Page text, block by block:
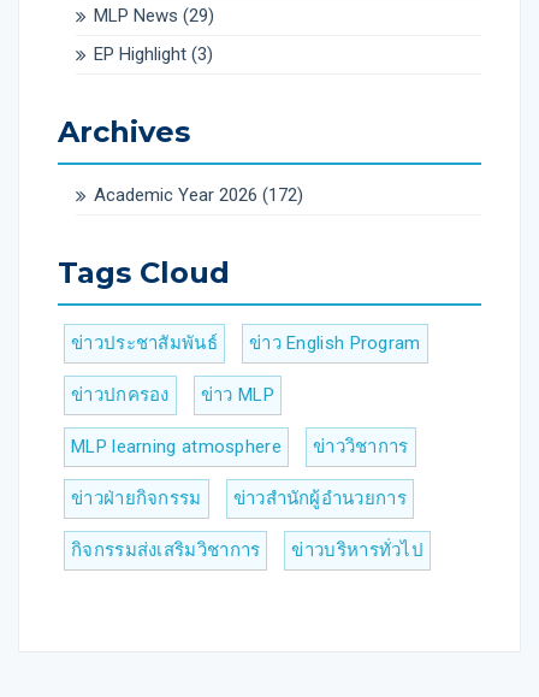
MLP News (29)
EP Highlight (3)
Archives
Academic Year 2026 (172)
Tags Cloud
ข่าวประชาสัมพันธ์ ข่าว English Program
ข่าวปกครอง ข่าว MLP
MLP learning atmosphere ข่าววิชาการ
ข่าวฝ่ายกิจกรรม ข่าวสำนักผู้อำนวยการ
กิจกรรมส่งเสริมวิชาการ ข่าวบริหารทั่วไป